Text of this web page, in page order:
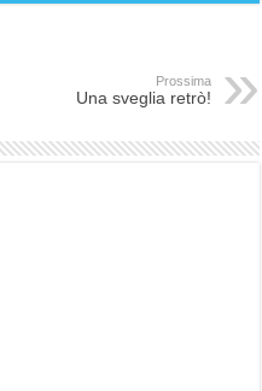
Prossima
Una sveglia retrò!